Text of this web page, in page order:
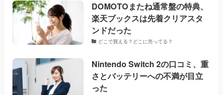
DOMOTOまたね通常盤の特典、
楽天ブックスは先着クリアスタ
ンドだった
どこで買える？どこに売ってる？
Nintendo Switch 2の口コミ、重
さとバッテリーへの不満が目立
った